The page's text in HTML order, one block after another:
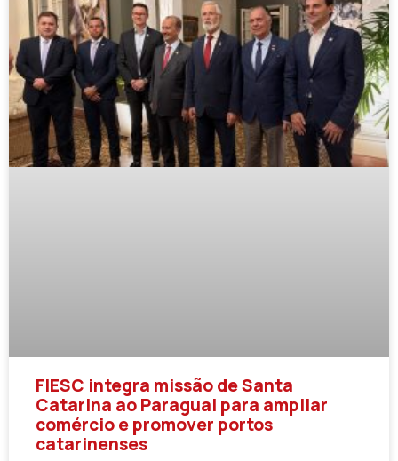
FIESC integra missão de Santa
Catarina ao Paraguai para ampliar
comércio e promover portos
catarinenses